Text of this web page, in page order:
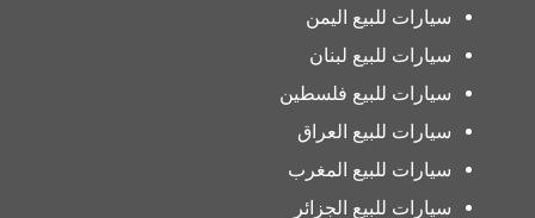
سيارات للبيع اليمن
سيارات للبيع لبنان
سيارات للبيع فلسطين
سيارات للبيع العراق
سيارات للبيع المغرب
سيارات للبيع الجزائر